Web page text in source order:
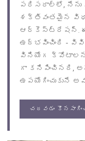
పరిసరాల్లో,
శక్తివంతమైన
ఆర్కెస్ట్రేషన్.
ఉద్భవించింది -
వినియోగ క్వోటాలను
గా కనిపించినది,
ఉపయోగించుకునే
చదవడం